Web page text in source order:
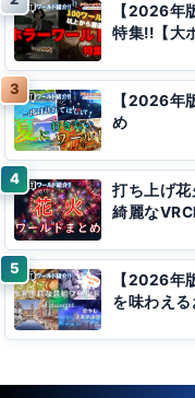
【2026年
特集!!【大
【2026年
め
打ち上げ
綺麗な
【2026年
を味わえ